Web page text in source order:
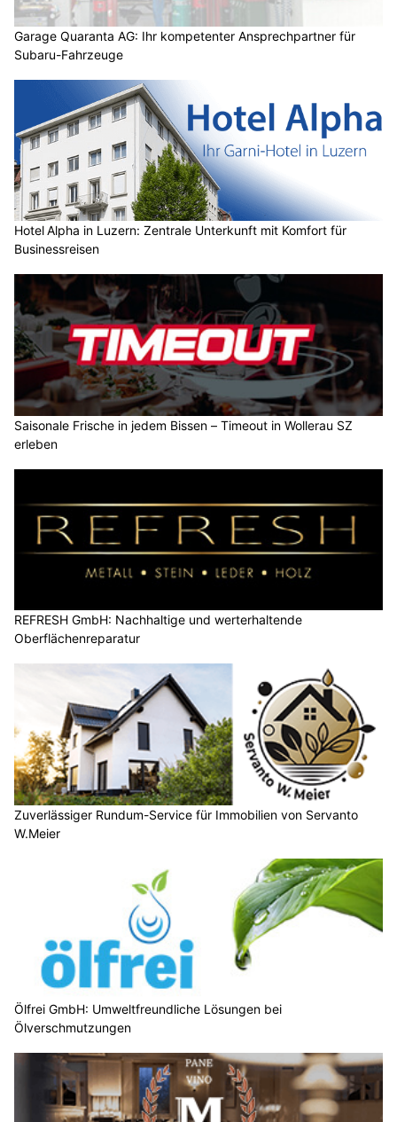
Garage Quaranta AG: Ihr kompetenter Ansprechpartner für
Subaru-Fahrzeuge
Hotel Alpha in Luzern: Zentrale Unterkunft mit Komfort für
Businessreisen
Saisonale Frische in jedem Bissen – Timeout in Wollerau SZ
erleben
REFRESH GmbH: Nachhaltige und werterhaltende
Oberflächenreparatur
Zuverlässiger Rundum-Service für Immobilien von Servanto
W.Meier
Ölfrei GmbH: Umweltfreundliche Lösungen bei
Ölverschmutzungen